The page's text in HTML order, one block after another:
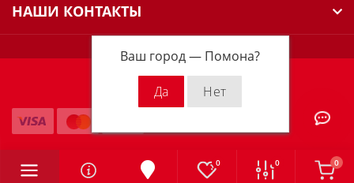
Ваш город — Помона?
0 0 0
НАШИ КОНТАКТЫ
Milwaukee Russia © 2026